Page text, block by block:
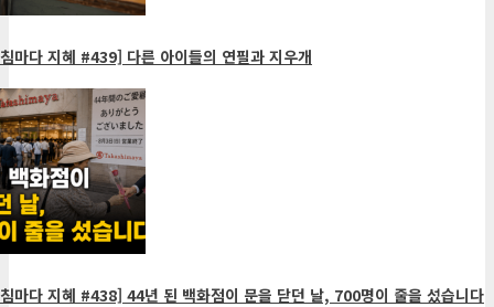
마다 지혜 #439] 다른 아이들의 연필과 지우개
마다 지혜 #438] 44년 된 백화점이 문을 닫던 날, 700명이 줄을 섰습니다